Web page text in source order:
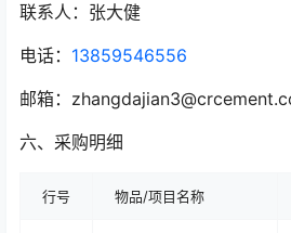
联系人：张大健
电话： 13859546556
邮箱：
六、采购明细
行号 物品/项目名称